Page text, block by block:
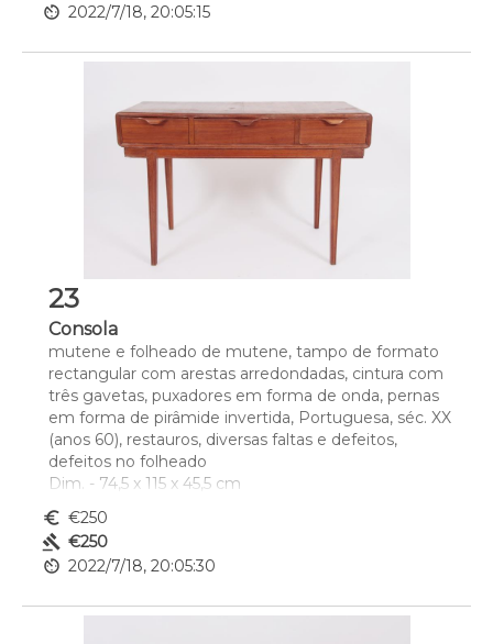
av_timer 2022/7/18, 20:05:15
23
Consola
mutene e folheado de mutene, tampo de formato
rectangular com arestas arredondadas, cintura com
três gavetas, puxadores em forma de onda, pernas
em forma de pirâmide invertida, Portuguesa, séc. XX
(anos 60), restauros, diversas faltas e defeitos,
defeitos no folheado
Dim. - 74,5 x 115 x 45,5 cm
euro_symbol €250
gavel €250
av_timer 2022/7/18, 20:05:30